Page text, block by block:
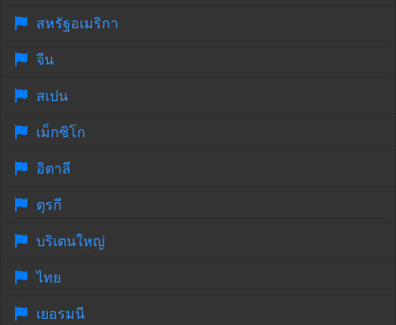
สหรัฐอเมริกา
จีน
สเปน
เม็กซิโก
อิตาลี
ตุรกี
บริเตนใหญ่
ไทย
เยอรมนี